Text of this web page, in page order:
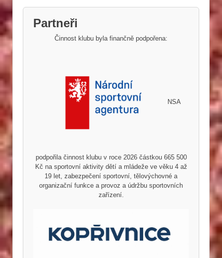
Partneři
Činnost klubu byla finančně podpořena:
NSA
podpořila činnost klubu v roce 2026 částkou 665 500
Kč na sportovní aktivity dětí a mládeže ve věku 4 až
19 let, zabezpečení sportovní, tělovýchovné a
organizační funkce a provoz a údržbu sportovních
zařízení.